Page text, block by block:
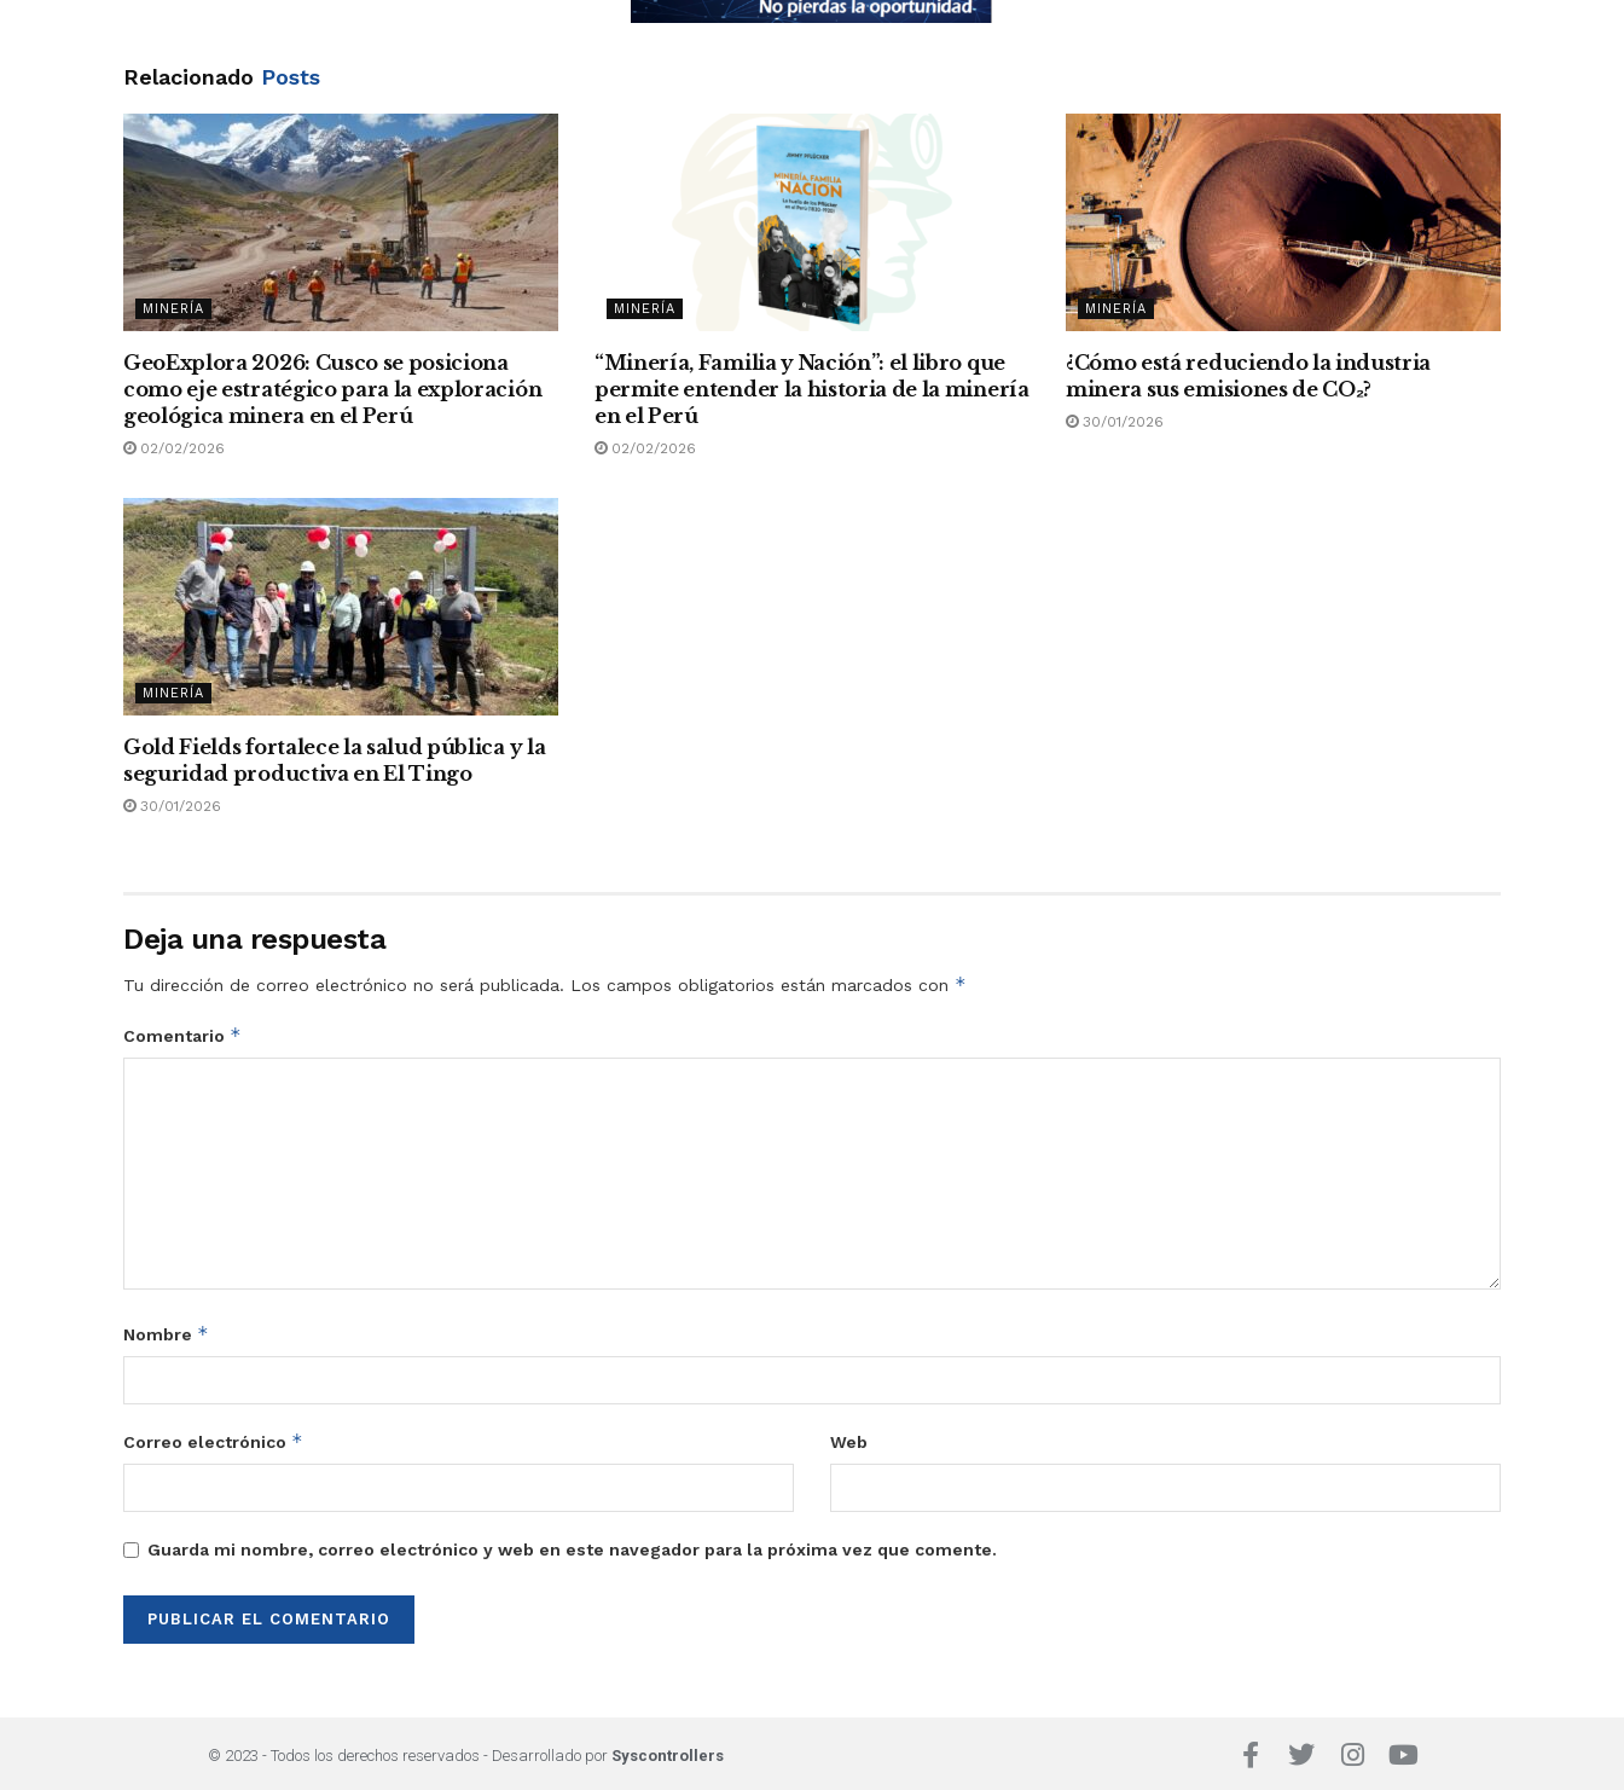
Relacionado Posts
MINERÍA
GeoExplora 2026: Cusco se posiciona
como eje estratégico para la exploración
geológica minera en el Perú
02/02/2026
MINERÍA
“Minería, Familia y Nación”: el libro que
permite entender la historia de la minería
en el Perú
02/02/2026
MINERÍA
¿Cómo está reduciendo la industria
minera sus emisiones de CO₂?
30/01/2026
MINERÍA
Gold Fields fortalece la salud pública y la
seguridad productiva en El Tingo
30/01/2026
Deja una respuesta
Tu dirección de correo electrónico no será publicada. Los campos obligatorios están marcados con *
Comentario *
Nombre *
Correo electrónico * Web
Guarda mi nombre, correo electrónico y web en este navegador para la próxima vez que comente.
© 2023 - Todos los derechos reservados - Desarrollado por Syscontrollers